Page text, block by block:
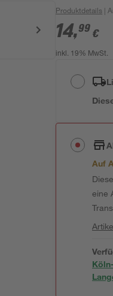
Produktdetails |
14,99 €
inkl. 19% MwSt.
Auf
eine